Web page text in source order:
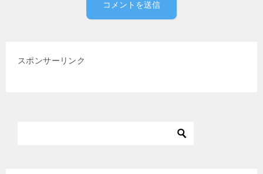
スポンサーリンク